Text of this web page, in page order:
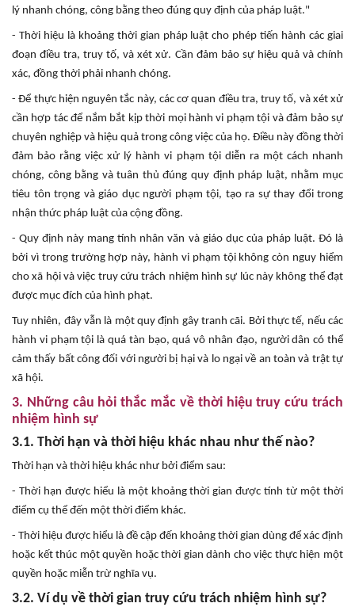
lý nhanh chóng, công bằng theo đúng quy định của pháp luật."
- Thời hiệu là khoảng thời gian pháp luật cho phép tiến hành các giai
đoạn điều tra, truy tố, và xét xử. Cần đảm bảo sự hiệu quả và chính
xác, đồng thời phải nhanh chóng.
- Để thực hiện nguyên tắc này, các cơ quan điều tra, truy tố, và xét xử
cần hợp tác để nắm bắt kịp thời mọi hành vi phạm tội và đảm bảo sự
chuyên nghiệp và hiệu quả trong công việc của họ. Điều này đồng thời
đảm bảo rằng việc xử lý hành vi phạm tội diễn ra một cách nhanh
chóng, công bằng và tuân thủ đúng quy định pháp luật, nhằm mục
tiêu tôn trọng và giáo dục người phạm tội, tạo ra sự thay đổi trong
nhận thức pháp luật của cộng đồng.
- Quy định này mang tính nhân văn và giáo dục của pháp luật. Đó là
bởi vì trong trường hợp này, hành vi phạm tội không còn nguy hiểm
cho xã hội và việc truy cứu trách nhiệm hình sự lúc này không thể đạt
được mục đích của hình phạt.
Tuy nhiên, đây vẫn là một quy định gây tranh cãi. Bởi thực tế, nếu các
hành vi phạm tội là quá tàn bạo, quá vô nhân đạo, người dân có thể
cảm thấy bất công đối với người bị hại và lo ngại về an toàn và trật tự
xã hội.
3. Những câu hỏi thắc mắc về thời hiệu truy cứu trách
nhiệm hình sự
3.1. Thời hạn và thời hiệu khác nhau như thế nào?
Thời hạn và thời hiệu khác như bởi điểm sau:
- Thời hạn được hiểu là một khoảng thời gian được tính từ một thời
điểm cụ thể đến một thời điểm khác.
- Thời hiệu được hiểu là đề cập đến khoảng thời gian dùng để xác định
hoặc kết thúc một quyền hoặc thời gian dành cho việc thực hiện một
quyền hoặc miễn trừ nghĩa vụ.
3.2. Ví dụ về thời gian truy cứu trách nhiệm hình sự?